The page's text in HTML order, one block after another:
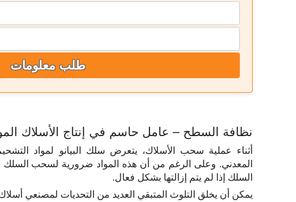
طلب معلومات
نظافة السطح – عامل حاسم في إنتاج الأسلاك
أثناء عملية سحب الأسلاك، يتعرض سلك البيانو لمواد
المعدني. وعلى الرغم من أن هذه المواد ضرورية لسحب السلك
السلك إذا لم يتم إزالتها بشكل فعال.
يمكن أن يخلق التلوث المتبقي العديد من التحديات لمصنعي